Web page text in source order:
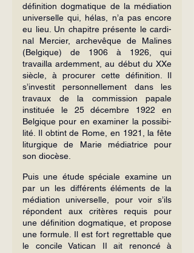
définition dogmatique de la médiation
universelle qui, hélas, n’a pas encore
eu lieu. Un chapitre présente le cardi­
nal Mercier, archevêque de Malines
(Belgique) de 1906 à 1926, qui
travailla ardemment, au début du XXe
siècle, à pro­curer cette définition. Il
s’investit personnellement dans les
travaux de la com­mission papale
instituée le 25 décembre 1922 en
Belgique pour en examiner la possibi­
lité. Il obtint de Rome, en 1921, la fête
liturgique de Marie médiatrice pour
son diocèse.
Puis une étude spéciale examine un
par un les diffé­rents éléments de la
médiation universelle, pour voir s’ils
répondent aux critères requis pour
une définition dogmati­que, et propose
une formule. Il est fort regrettable que
le concile Vatican II ait renoncé à